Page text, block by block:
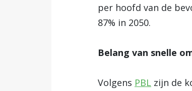
per hoofd van de
87% in 2050.
Belang van snelle
Volgens PBL zijn de